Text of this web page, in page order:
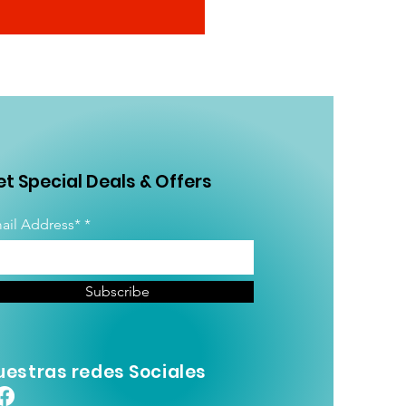
Special Deals & Offers
Address*
Subscribe
redes Sociales